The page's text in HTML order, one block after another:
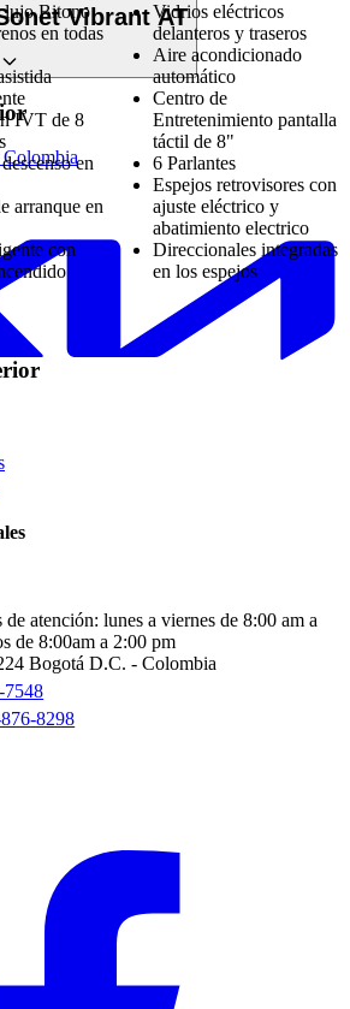
lujo Bitono
en todas
IVT de 8
en
arranque en
con
Vidrios eléctricos
delanteros y traseros
Aire acondicionado
automático
Centro de
Entretenimiento pantalla
táctil de 8"
6 Parlantes
Espejos retrovisores con
ajuste eléctrico y
abatimiento electrico
Direccionales integradas
en los espejos
Vibrant AT
atención: lunes a viernes de 8:00 am a
de 8:00am a 2:00 pm
Bogotá D.C. - Colombia
7548
8298